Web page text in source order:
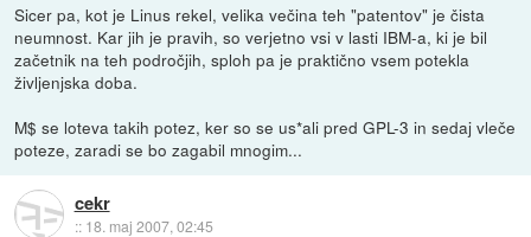
Sicer pa, kot je Linus rekel, velika večina teh "patentov" je čista
neumnost. Kar jih je pravih, so verjetno vsi v lasti IBM-a, ki je bil
začetnik na teh področjih, sploh pa je praktično vsem potekla
življenjska doba.
M$ se loteva takih potez, ker so se us*ali pred GPL-3 in sedaj vleče
poteze, zaradi se bo zagabil mnogim...
cekr
:: 18. maj 2007, 02:45